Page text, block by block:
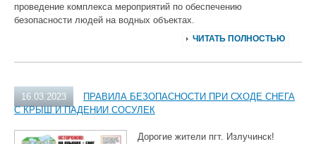
проведение комплекса мероприятий по обеспечению
безопасности людей на водных объектах.
ЧИТАТЬ ПОЛНОСТЬЮ
16.03.2023
ПРАВИЛА БЕЗОПАСНОСТИ ПРИ СХОДЕ СНЕГА
С КРЫШ И ПАДЕНИИ СОСУЛЕК
Дорогие жители пгт. Излучинск!